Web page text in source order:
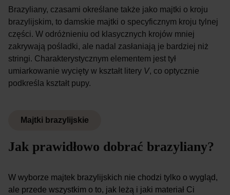
Brazyliany, czasami określane także jako majtki o kroju
brazylijskim, to damskie majtki o specyficznym kroju tylnej
części. W odróżnieniu od klasycznych krojów mniej
zakrywają pośladki, ale nadal zasłaniają je bardziej niż
stringi. Charakterystycznym elementem jest tył
umiarkowanie wycięty w kształt litery V, co optycznie
podkreśla kształt pupy.
Majtki brazylijskie
Jak prawidłowo dobrać brazyliany?
W wyborze majtek brazylijskich nie chodzi tylko o wygląd,
ale przede wszystkim o to, jak leżą i jaki materiał Ci